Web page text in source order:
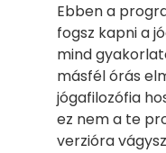
Ebben a
fogsz kapni a
mind
másfél órás
jógafilozófia
ez nem a te
verzióra